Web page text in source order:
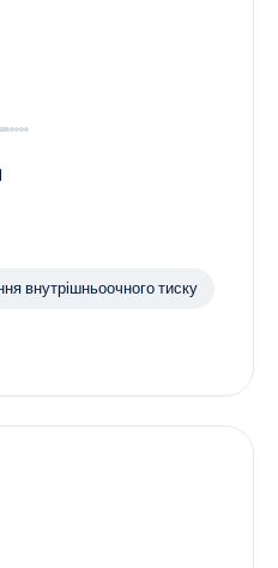
внутрішньоочного тиску